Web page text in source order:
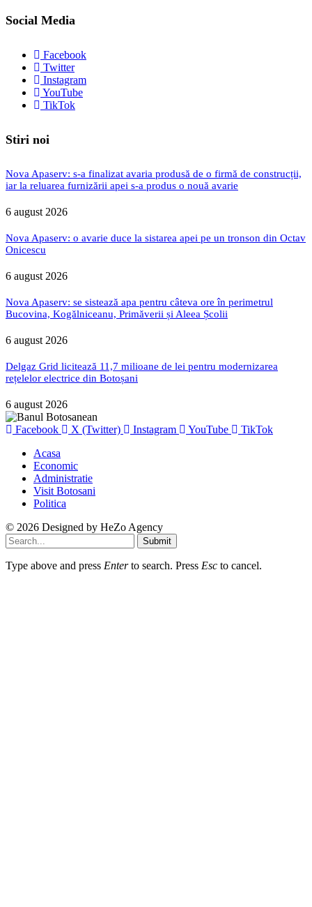
Social Media
Facebook
Twitter
Instagram
YouTube
TikTok
Stiri noi
Nova Apaserv: s-a finalizat avaria produsă de o firmă de construcții,
iar la reluarea furnizării apei s-a produs o nouă avarie
6 august 2026
Nova Apaserv: o avarie duce la sistarea apei pe un tronson din Octav
Onicescu
6 august 2026
Nova Apaserv: se sistează apa pentru câteva ore în perimetrul
Bucovina, Kogălniceanu, Primăverii și Aleea Școlii
6 august 2026
Delgaz Grid licitează 11,7 milioane de lei pentru modernizarea
rețelelor electrice din Botoșani
6 august 2026
Facebook X (Twitter) Instagram YouTube
TikTok
Acasa
Economic
Administratie
Visit Botosani
Politica
© 2026 Designed by HeZo Agency
Submit
Type above and press Enterto search. Press Esc to cancel.